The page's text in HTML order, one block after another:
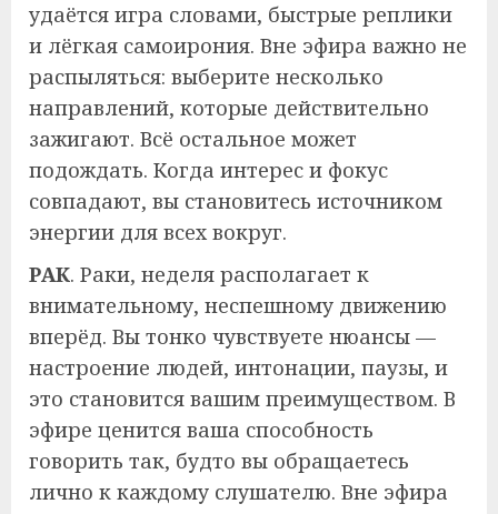
удаётся игра словами, быстрые реплики
и лёгкая самоирония. Вне эфира важно не
распыляться: выберите несколько
направлений, которые действительно
зажигают. Всё остальное может
подождать. Когда интерес и фокус
совпадают, вы становитесь источником
энергии для всех вокруг.
РАК. Раки, неделя располагает к
внимательному, неспешному движению
вперёд. Вы тонко чувствуете нюансы —
настроение людей, интонации, паузы, и
это становится вашим преимуществом. В
эфире ценится ваша способность
говорить так, будто вы обращаетесь
лично к каждому слушателю. Вне эфира